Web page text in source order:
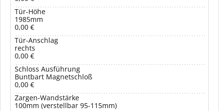
Tür-Höhe
1985mm
0,00 €
Tür-Anschlag
rechts
0,00 €
Schloss Ausführung
Buntbart Magnetschloß
0,00 €
Zargen-Wandstärke
100mm (verstellbar 95-115mm)